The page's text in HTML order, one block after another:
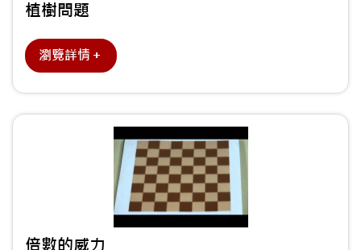
植樹問題
瀏覽詳情＋
倍數的威力